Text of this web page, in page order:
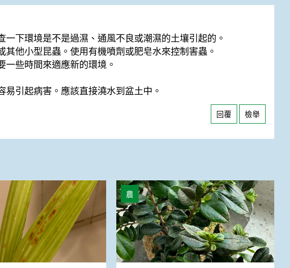
下環境是不是過濕、通風不良或潮濕的土壤引起的。
他小型昆蟲。使用有機噴劑或肥皂水來控制害蟲。
一些時間來適應新的環境。
引起病害。應該直接澆水到盆土中。
回覆 檢舉
翠米茶葉子黑黑的，他怎麼了～～
農